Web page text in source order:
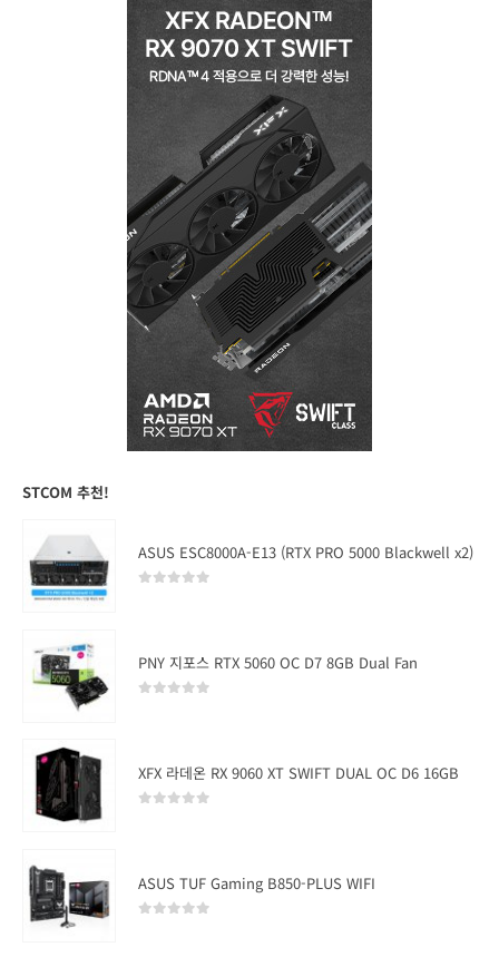
STCOM 추천!
ASUS ESC8000A-E13 (RTX PRO 5000 Blackwell x2)
PNY 지포스 RTX 5060 OC D7 8GB Dual Fan
XFX 라데온 RX 9060 XT SWIFT DUAL OC D6 16GB
ASUS TUF Gaming B850-PLUS WIFI